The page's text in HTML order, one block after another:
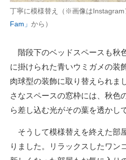
丁寧に模様替え（※画像はInstagram
Fam」 から）
階段下のベッドスペースも秋
に掛けられた青いウミガメの装
肉球型の装飾に取り替えられま
さなスペースの窓枠には、秋色
ら差し込む光がその葉を透かし
そうして模様替えを終えた部
りました。リラックスしたワン